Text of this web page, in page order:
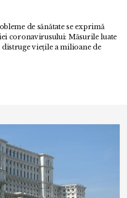
de sănătate se exprimă
coronavirusului: Măsurile luate
viețile a milioane de